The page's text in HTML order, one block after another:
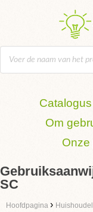
Om
Onze
SC
Hoofdpagina ›